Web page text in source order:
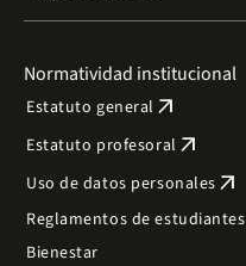
Normatividad institucional
Estatuto general arrow_outward
Estatuto profesoral arrow_outward
Uso de datos personales arrow_outward
Reglamentos de estudiantes
Bienestar